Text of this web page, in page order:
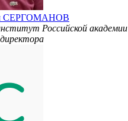
СЕРГОМАНОВ
Российской академии